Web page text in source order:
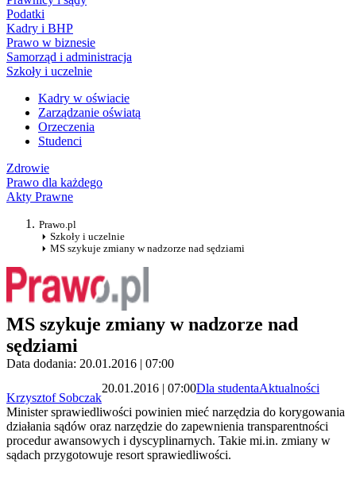
Podatki
Kadry i BHP
Prawo w biznesie
Samorząd i administracja
Szkoły i uczelnie
Kadry w oświacie
Zarządzanie oświatą
Orzeczenia
Studenci
Zdrowie
Prawo dla każdego
Akty Prawne
Prawo.pl
Szkoły i uczelnie
MS szykuje zmiany w nadzorze nad sędziami
MS szykuje zmiany w nadzorze nad
sędziami
Data dodania: 20.01.2016 | 07:00
Krzysztof Sobczak
20.01.2016 | 07:00Dla studentaAktualności
Minister sprawiedliwości powinien mieć narzędzia do korygowania
działania sądów oraz narzędzie do zapewnienia transparentności
procedur awansowych i dyscyplinarnych. Takie mi.in. zmiany w
sądach przygotowuje resort sprawiedliwości.